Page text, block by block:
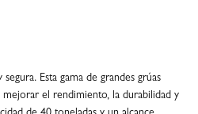
Esta gama de grandes grúas
mejorar el rendimiento, la durabilidad y